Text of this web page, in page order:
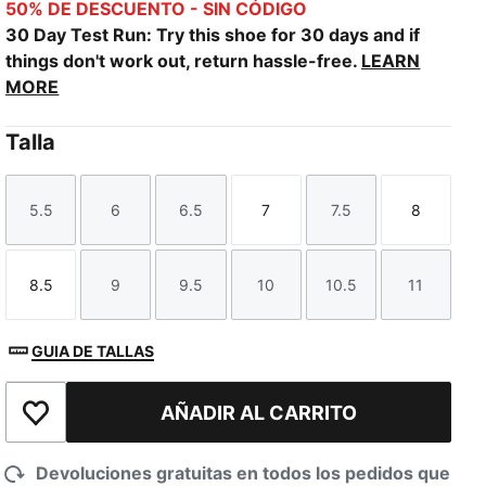
50% DE DESCUENTO - SIN CÓDIGO
30 Day Test Run: Try this shoe for 30 days and if
things don't work out, return hassle-free. LEARN
MORE
Talla
Talla
5.5
Talla
6
Talla
6.5
Talla
7
Talla
7.5
Talla
8
Talla
8.5
Talla
9
Talla
9.5
Talla
10
Talla
10.5
Talla
11
GUIA DE TALLAS
Añadir a la lista de deseosAÑADIR AL CARRITO
Devoluciones gratuitas en todos los pedidos que